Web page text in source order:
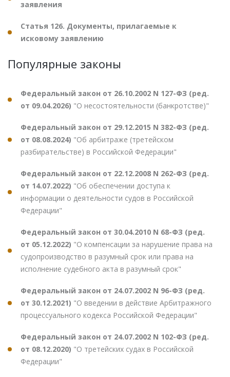
заявления
Статья 126. Документы, прилагаемые к
исковому заявлению
Популярные законы
Федеральный закон от 26.10.2002 N 127-ФЗ (ред.
от 09.04.2026) "О несостоятельности (банкротстве)"
Федеральный закон от 29.12.2015 N 382-ФЗ (ред.
от 08.08.2024) "Об арбитраже (третейском
разбирательстве) в Российской Федерации"
Федеральный закон от 22.12.2008 N 262-ФЗ (ред.
от 14.07.2022) "Об обеспечении доступа к
информации о деятельности судов в Российской
Федерации"
Федеральный закон от 30.04.2010 N 68-ФЗ (ред.
от 05.12.2022) "О компенсации за нарушение права на
судопроизводство в разумный срок или права на
исполнение судебного акта в разумный срок"
Федеральный закон от 24.07.2002 N 96-ФЗ (ред.
от 30.12.2021) "О введении в действие Арбитражного
процессуального кодекса Российской Федерации"
Федеральный закон от 24.07.2002 N 102-ФЗ (ред.
от 08.12.2020) "О третейских судах в Российской
Федерации"